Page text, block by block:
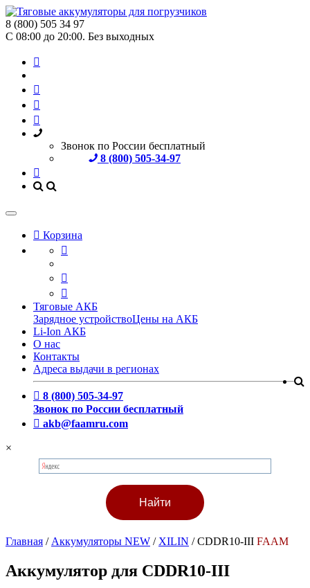
8 (800) 505 34 97
С 08:00 до 20:00. Без выходных
Звонок по России бесплатный
8 (800) 505-34-97
Корзина
Тяговые АКБ
Зарядное устройствоЦены на АКБ
Li-Ion АКБ
О нас
Контакты
Адреса выдачи в регионах
8 (800) 505-34-97
Звонок по России бесплатный
akb@faamru.com
×
Главная / Аккумуляторы NEW / XILIN /CDDR10-III FAAM
Аккумулятор для CDDR10-III